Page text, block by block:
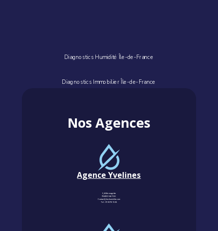
Diagnostics Humidité Île-de-France
Diagnostics Immobilier Île-de-France
Nos Agences
Agence Yvelines
3, Allée magritte
78400 CHATOU
Contact@km-humidite.com
Tel :01 30 76 13 26